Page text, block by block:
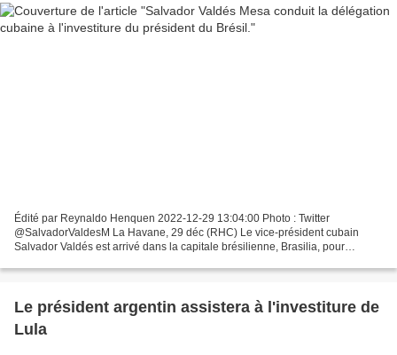
Édité par Reynaldo Henquen 2022-12-29 13:04:00 Photo : Twitter
@SalvadorValdesM La Havane, 29 déc (RHC) Le vice-président cubain
Salvador Valdés est arrivé dans la capitale brésilienne, Brasilia, pour
Le président argentin assistera à l'investiture de
Lula